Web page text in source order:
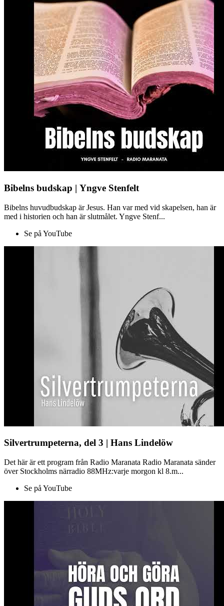
Bibelns budskap | Yngve Stenfelt
Bibelns huvudbudskap är Jesus. Han var med vid skapelsen, han är
med i historien och han är slutmålet. Yngve Stenf...
Se på YouTube
Silvertrumpeterna, del 3 | Hans Lindelöw
Det här är ett program från Radio Maranata Radio Maranata sänder
över Stockholms närradio 88MHz:varje morgon kl 8.m...
Se på YouTube